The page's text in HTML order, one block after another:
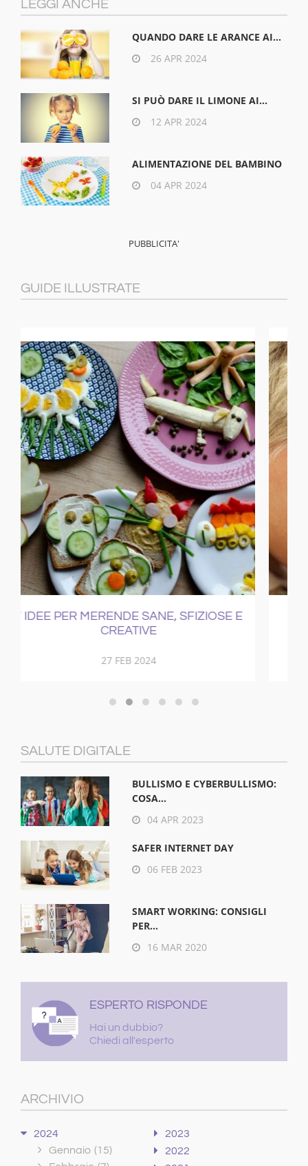
LEGGI ANCHE
QUANDO DARE LE ARANCE AI...
26 APR 2024
SI PUÒ DARE IL LIMONE AI...
12 APR 2024
ALIMENTAZIONE DEL BAMBINO
04 APR 2024
GUIDE ILLUSTRATE
COME CURARE IL RAFFREDDORE
21 NOV 2017
SALUTE DIGITALE
BULLISMO E CYBERBULLISMO:
COSA...
04 APR 2023
SAFER INTERNET DAY
06 FEB 2023
SMART WORKING: CONSIGLI
PER...
16 MAR 2020
ESPERTO RISPONDE
Hai un dubbio?
Chiedi all'esperto
ARCHIVIO
2024
Gennaio (15)
2023
2022